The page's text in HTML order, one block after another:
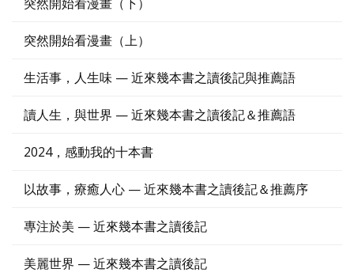
訂閱電子報
突然開始看漫畫（上）
生活事，人生味 — 近來幾本書之讀後記與推薦語
讀人生，與世界 — 近來幾本書之讀後記＆推薦語
2024，感動我的十本書
以故事，療癒人心 — 近來幾本書之讀後記＆推薦序
專注於美 — 近來幾本書之讀後記
美麗世界 — 近來幾本書之讀後記